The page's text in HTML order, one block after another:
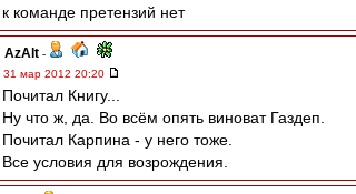
к команде претензий нет
AzAlt -
31 мар 2012 20:20
Почитал Книгу...
Ну что ж, да. Во всём опять виноват Газдеп.
Почитал Карпина - у него тоже.
Все условия для возрождения.